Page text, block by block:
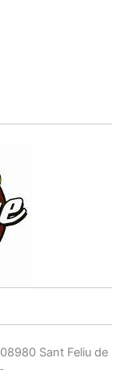
Sant Feliu de